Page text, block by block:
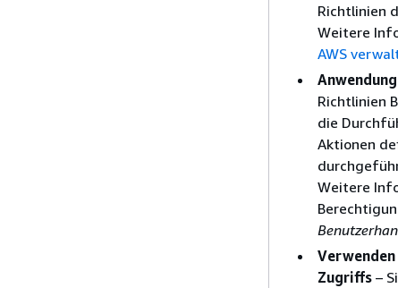
Richtlinien
Weitere
AWS
Richtlinien
die
Aktionen
Weitere
Zugriffs –